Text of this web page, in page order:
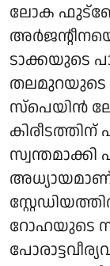
ലോക
അർജന്റീനയെ
ടാക്കയുടെ
തലമുറയുടെ
സ്പെയിൻ
അധ്യായമാണ്
റോഹയുടെ